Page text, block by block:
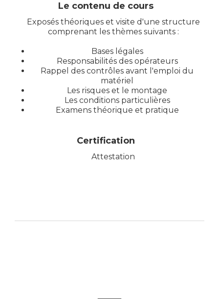
Le contenu de cours
Exposés théoriques et visite d'une structure
comprenant les thèmes suivants :
Bases légales
Responsabilités des opérateurs
Rappel des contrôles avant l'emploi du
matériel
Les risques et le montage
Les conditions particulières
Examens théorique et pratique
Certification
Attestation